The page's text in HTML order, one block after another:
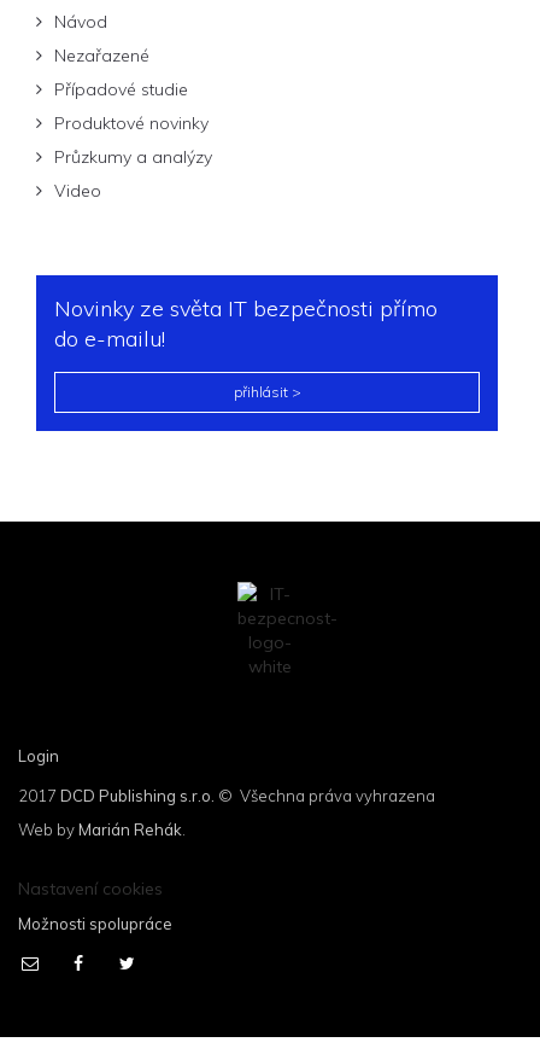
Návod
Nezařazené
Případové studie
Produktové novinky
Průzkumy a analýzy
Video
Novinky ze světa IT bezpečnosti přímo
do e-mailu!
přihlásit >
Login
2017 DCD Publishing s.r.o. © Všechna práva vyhrazena
Web byMarián Rehák
Nastavení cookies
Možnosti spolupráce